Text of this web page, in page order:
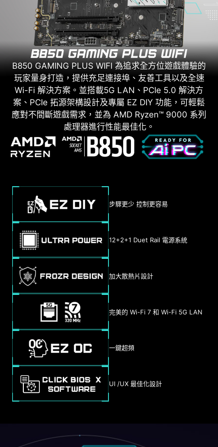
B850 GAMING PLUS WIFI 為追求全方位遊戲體驗的
玩家量身打造，提供充足連接埠、友善工具以及全速
Wi-Fi 解決方案。並搭載5G LAN、PCIe 5.0 解決方
案、PCIe 拓源架構設計及專屬 EZ DIY 功能，可輕鬆
應對不間斷遊戲需求，並為 AMD Ryzen™ 9000 系列
處理器進行性能最佳化。
步驟更少 控制更容易
12+2+1 Duet Rail 電源系統
加大散熱片設計
完美的 Wi-Fi 7 和 Wi-Fi 5G LAN
一鍵超頻
UI /UX 最佳化設計